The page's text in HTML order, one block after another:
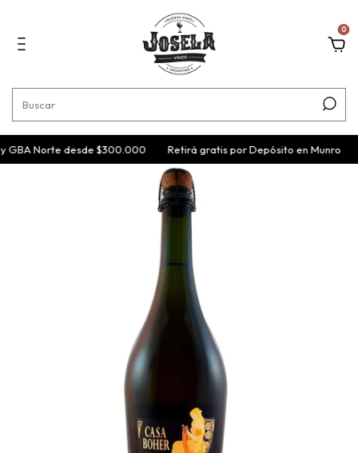
0
GBA Norte desde $300.000 Retirá gratis por Depósito en Munro